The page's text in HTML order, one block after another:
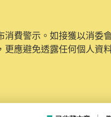
費警示。如接獲以消委
應避免透露任何個人資